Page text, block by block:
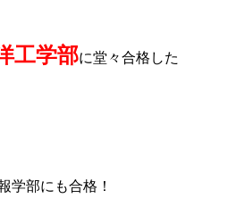
工学部に堂々合格した
学部にも合格！